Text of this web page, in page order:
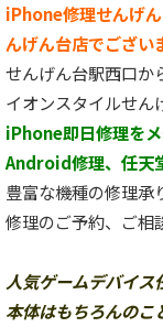
iPhone修理せんげ
んげん台店でござい
せんげん台駅西口か
イオンスタイルせん
iPhone即日修理を
Android修理、任天
豊富な機種の修理承
修理のご予約、ご相
人気ゲームデバイス
本体はもちろんのこ